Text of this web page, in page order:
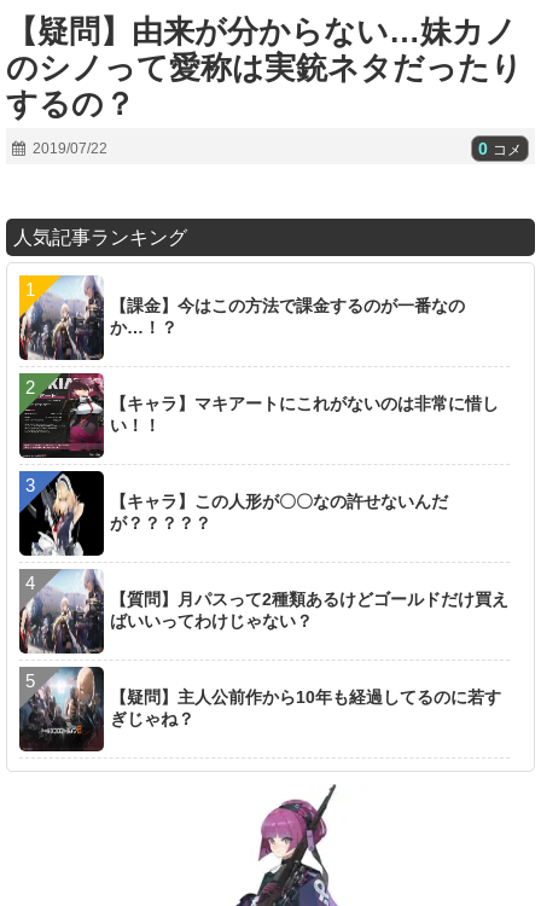
【疑問】由来が分からない…妹カノ
のシノって愛称は実銃ネタだったり
するの？
2019/07/22 0 コメ
人気記事ランキング
【課金】今はこの方法で課金するのが一番なの
か…！？
【キャラ】マキアートにこれがないのは非常に惜し
い！！
【キャラ】この人形が〇〇なの許せないんだ
が？？？？？
【質問】月パスって2種類あるけどゴールドだけ買え
ばいいってわけじゃない？
【疑問】主人公前作から10年も経過してるのに若す
ぎじゃね？